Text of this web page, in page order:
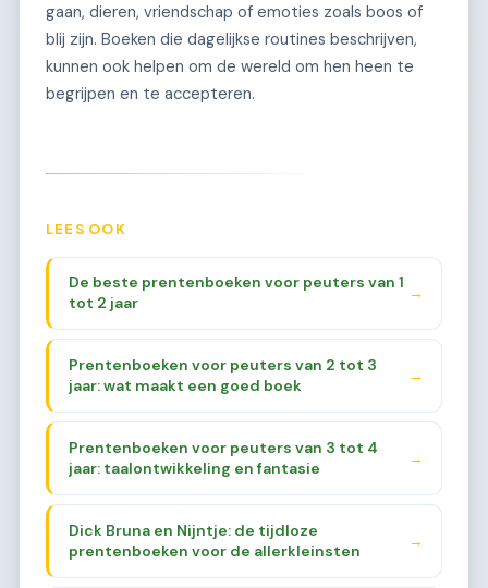
gaan, dieren, vriendschap of emoties zoals boos of
blij zijn. Boeken die dagelijkse routines beschrijven,
kunnen ook helpen om de wereld om hen heen te
begrijpen en te accepteren.
LEES OOK
De beste prentenboeken voor peuters van 1
tot 2 jaar
→
Prentenboeken voor peuters van 2 tot 3
jaar: wat maakt een goed boek
→
Prentenboeken voor peuters van 3 tot 4
jaar: taalontwikkeling en fantasie
→
Dick Bruna en Nijntje: de tijdloze
prentenboeken voor de allerkleinsten
→